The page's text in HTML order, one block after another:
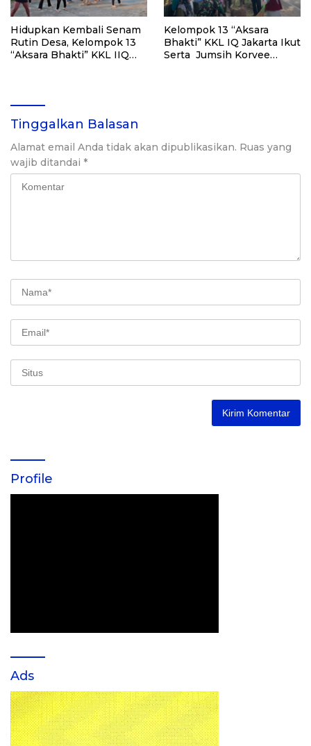
Hidupkan Kembali Senam
Rutin Desa, Kelompok 13
“Aksara Bhakti” KKL IIQ
Kelompok 13 “Aksara
Bhakti” KKL IQ Jakarta Ikut
Serta Jumsih Korvee
Tinggalkan Balasan
Alamat email Anda tidak akan dipublikasikan. Ruas yang
wajib ditandai *
Profile
Ads